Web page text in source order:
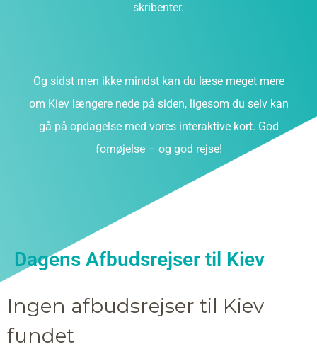
skribenter.
Og sidst men ikke mindst kan du læse meget mere
om Kiev længere nede på siden, ligesom du selv kan
gå på opdagelse med vores interaktive kort. God
fornøjelse – og god rejse!
Dagens Afbudsrejser til Kiev
Ingen afbudsrejser til Kiev
fundet